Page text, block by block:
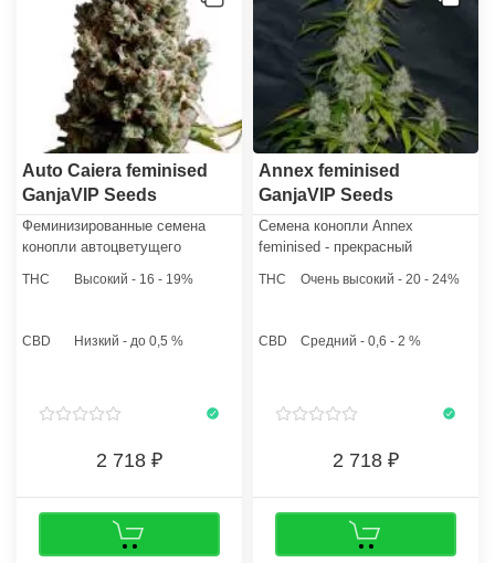
Auto Caiera feminised
GanjaVIP Seeds
Феминизированные семена
конопли автоцветущего
легендарных и всемирно
THC Высокий - 16 - 19%
CBD Низкий - до 0,5 %
2 718
Annex feminised
GanjaVIP Seeds
Семена конопли Annex
feminised - прекрасный
культивации в открытом грунте,
гибкость кустов позволят
THC Очень высокий - 20 - 24%
CBD Средний - 0,6 - 2 %
2 718